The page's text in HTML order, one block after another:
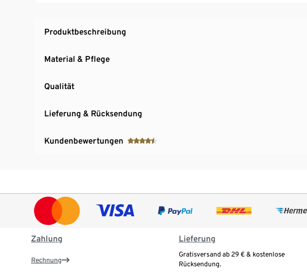
Produktbeschreibung
Material & Pflege
Qualität
Lieferung & Rücksendung
Kundenbewertungen
Zahlung
Rechnung
Lieferung
Gratisversand ab 29 € & kostenlose
Rücksendung.